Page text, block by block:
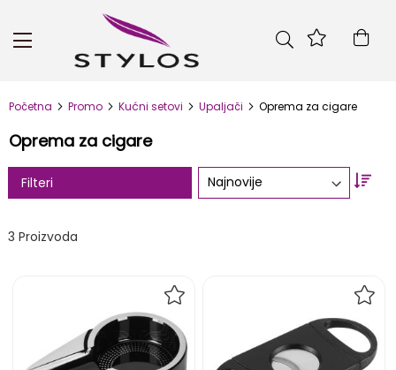
Skip
Početna Promo Kućni setovi Upaljači Oprema za cigare
Oprema za cigare
3 Proizvoda
Set
NA
NA
Filteri